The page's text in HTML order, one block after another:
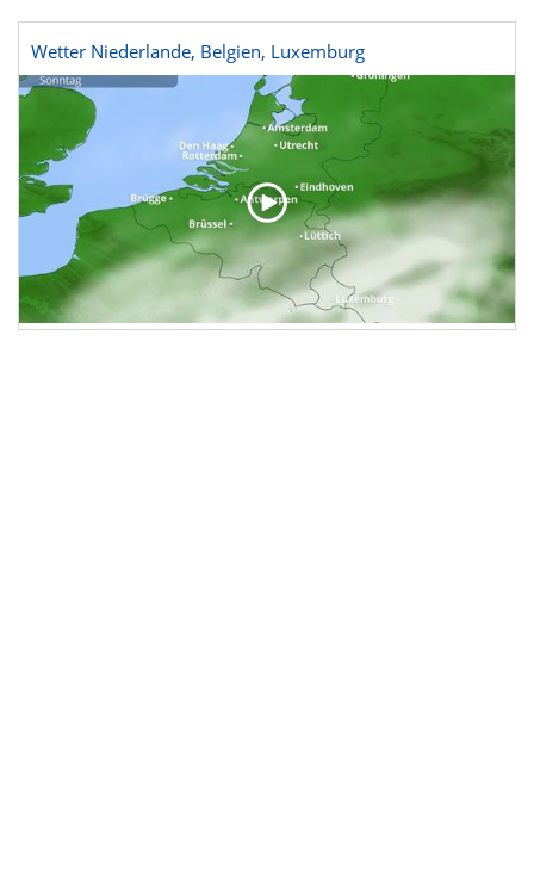
Wetter Niederlande, Belgien, Luxemburg